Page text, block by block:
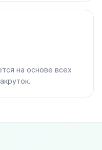
на основе всех